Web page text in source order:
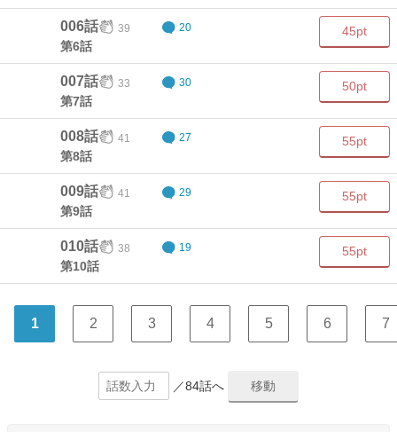
006話 39 20
第6話
45pt
007話 33 30
第7話
50pt
008話 41 27
第8話
55pt
009話 41 29
第9話
55pt
010話 38 19
第10話
55pt
1 2 3 4 5 6 7
／84話へ